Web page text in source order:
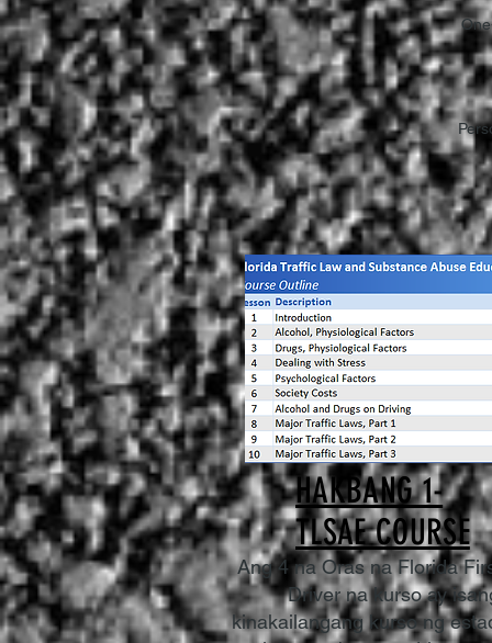
HAKBANG 1-
TLSAE COURSE
Ang 4 na Oras na Florida
Driver na kurso ay
kinakailangang kurso ng